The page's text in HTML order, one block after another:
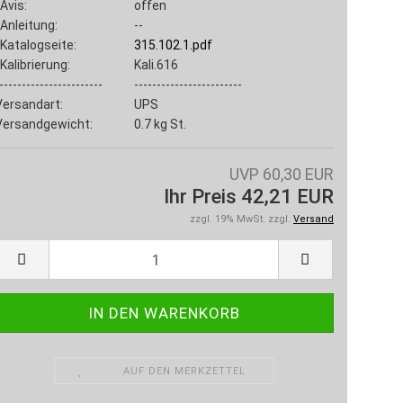
Avis:
offen
Anleitung:
--
Katalogseite:
315.102.1.pdf
Kalibrierung:
Kali.616
------------------------
UPS
0.7kg St.
UVP 60,30 EUR
Ihr Preis 42,21 EUR
zzgl. 19% MwSt. zzgl. Versand
AUF DEN MERKZETTEL